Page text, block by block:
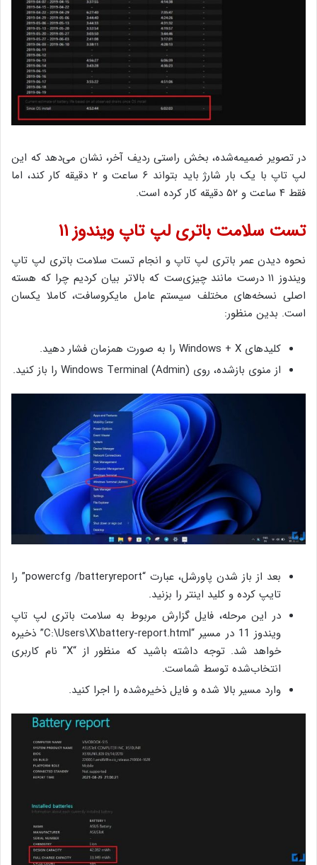
در تصویر ضمیمه‌شده، بخش راستی ردیف آخر، نشان می‌دهد که این
لپ تاپ با یک بار شارژ باید بتواند ۶ ساعت و ۲ دقیقه کار کند، اما
فقط ۴ ساعت و ۵۲ دقیقه کار کرده است.
تست سلامت باتری لپ تاپ ویندوز ۱۱
نحوه دیدن عمر باتری لپ تاپ و انجام تست سلامت باتری لپ تاپ
ویندوز ۱۱ درست مانند چیزی‌ست که بالاتر بیان کردیم چرا که هسته
اصلی نسخه‌های مختلف سیستم عامل مایکروسافت، کاملا یکسان
است. بدین منظور:
کلیدهای Windows + X را به صورت همزمان فشار دهید.
از منوی بازشده، روی Windows Terminal (Admin) را باز کنید.
بعد از باز شدن پاورشل، عبارت “powercfg /batteryreport” را
تایپ کرده و کلید اینتر را بزنید.
در این مرحله، فایل گزارش مربوط به سلامت باتری لپ تاپ
ویندوز 11 در مسیر “C:\Users\X\battery-report.html” ذخیره
خواهد شد. توجه داشته باشید که منظور از “X” نام کاربری
انتخاب‌شده توسط شماست.
وارد مسیر بالا شده و فایل ذخیره‌شده را اجرا کنید.